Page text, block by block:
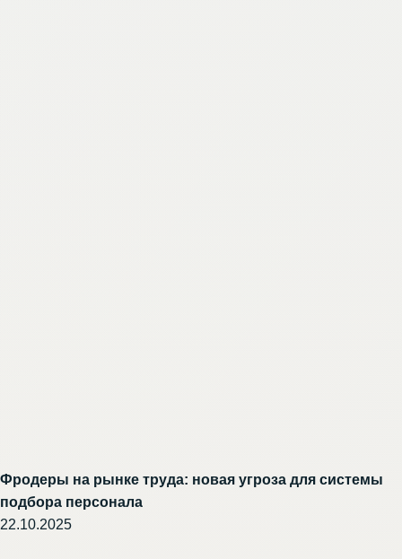
Фродеры на рынке труда: новая угроза для системы
подбора персонала
22.10.2025